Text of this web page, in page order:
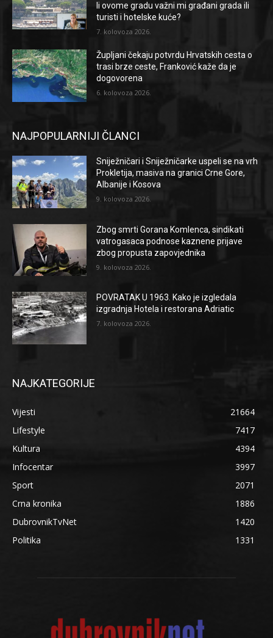
li ovome gradu važni mi građani grada ili
turisti i hotelske kuće?
7. kolovoza 2026.
Župljani čekaju potvrdu Hrvatskih cesta o
trasi brze ceste, Franković kaže da je
dogovorena
6. kolovoza 2026.
NAJPOPULARNIJI ČLANCI
Sniježničari i Sniježničarke uspeli se na vrh
Prokletija, masiva na granici Crne Gore,
Albanije i Kosova
9. kolovoza 2026.
Zbog smrti Gorana Komlenca, sindikati
vatrogasaca podnose kaznene prijave
zbog propusta zapovjednika
9. kolovoza 2026.
POVRATAK U 1963. Kako je izgledala
izgradnja Hotela i restorana Adriatic
7. kolovoza 2026.
NAJKATEGORIJE
Vijesti
21664
Lifestyle
7417
Kultura
4394
Infocentar
3997
Sport
2071
Crna kronika
1886
DubrovnikTvNet
1420
Politika
1331